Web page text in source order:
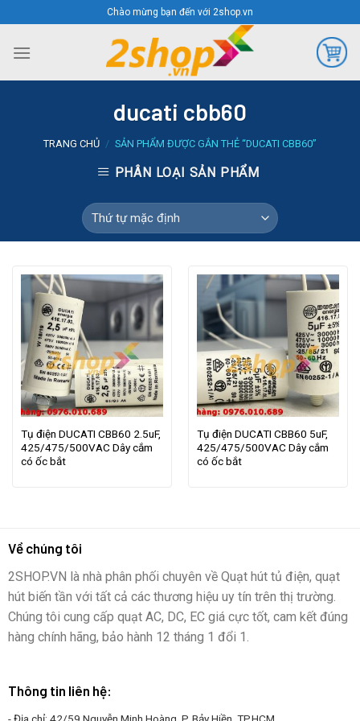
to
content
Chào mừng bạn đến với 2shop.vn
ducati cbb60
TRANG CHỦ / SẢN PHẨM ĐƯỢC GẮN THẺ “DUCATI CBB60”
PHÂN LOẠI SẢN PHẨM
Tụ điện DUCATI CBB60 2.5uF,
425/475/500VAC Dây cắm
có ốc bắt
Tụ điện DUCATI CBB60 5uF,
425/475/500VAC Dây cắm
có ốc bắt
Về chúng tôi
2SHOP.VN là nhà phân phối chuyên về Quạt hút tủ điện, quạt
hút biến tần với tất cả các thương hiệu uy tín trên thị trường.
Chúng tôi cung cấp quạt AC, DC, EC giá cực tốt, cam kết đúng
hàng chính hãng, bảo hành 12 tháng 1 đổi 1.
Thông tin liên hệ: